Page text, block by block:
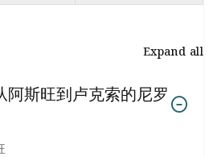
Expand all
阿斯旺到卢克索的尼罗